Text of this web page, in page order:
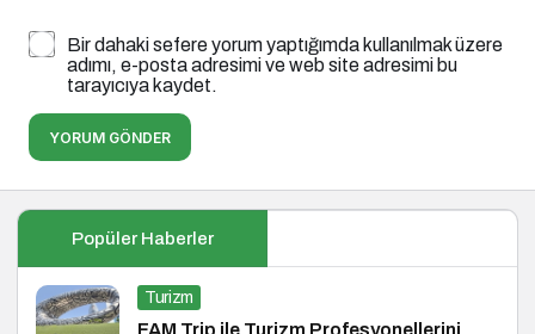
Bir dahaki sefere yorum yaptığımda kullanılmak üzere
adımı, e-posta adresimi ve web site adresimi bu
tarayıcıya kaydet.
YORUM GÖNDER
Popüler Haberler
Turizm
FAM Trip ile Turizm Profesyonellerini